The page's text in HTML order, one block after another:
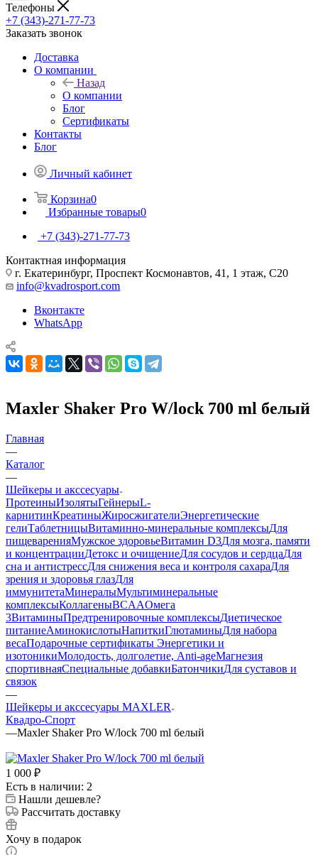
Телефоны
+7 (343)-271-77-73
Заказать звонок
Доставка
О компании
Назад
О компании
Блог
Сертификаты
Контакты
Блог
Личный кабинет
Корзина0
Избранные товары0
+7 (343)-271-77-73
Контактная информация
г. Екатеринбург, Проспект Космонавтов, 41, 1 этаж, С20
info@kvadrosport.com
Вконтакте
WhatsApp
Maxler Shaker Pro W/lock 700 ml белый
Главная
—
Каталог
—
Шейкеры и акссесуары
ПротеиныИзолятыГейнерыL-
карнитинКреатиныЖиросжигателиЭнергетические
гелиТаблетницыВитаминно-минеральные комплексыДля
пищеваренияМужское здоровьеВитамин D3Для мозга, памяти
и концентрацииДетокс и очищениеДля сосудов и сердцаДля
сна и антистрессДля снижения веса и контроля сахараДля
зрения и здоровья глазДля
иммунитетаМинералыМультиминеральные
комплексыКоллагеныBCAAОмега
3ВитаминыПредтренировочные комплексыДиетическое
питаниеАминокислотыНапиткиГлютаминыДля набора
весаПодарочные сертификаты Энергетики и
изотоникиМолодость, долголетие, Anti-ageМагнезия
спортивнаяСпециальные добавкиБатончикиДля суставов и
связок
—
Шейкеры и акссесуары MAXLER
Квадро-Спорт
—Maxler Shaker Pro W/lock 700 ml белый
1 000 ₽
Есть в наличии: 2
Нашли дешевле?
Рассчитать доставку
Хочу в подарок